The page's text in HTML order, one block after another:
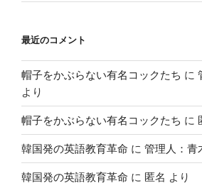
最近のコメント
帽子をかぶらない有名コックたち に
より
帽子をかぶらない有名コックたち に
韓国発の英語教育革命 に 管理人：
韓国発の英語教育革命 に 匿名 より